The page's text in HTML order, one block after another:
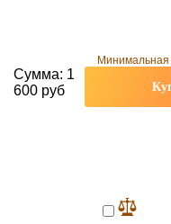
Минимальная
Сумма: 1
600 руб